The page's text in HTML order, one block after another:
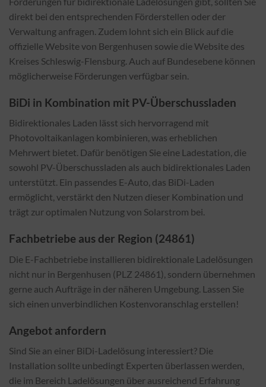
direkt bei den entsprechenden Förderstellen oder der
Verwaltung anfragen. Zudem lohnt sich ein Blick auf die
offizielle Website von Bergenhusen sowie die Website des
Kreises Schleswig-Flensburg. Auch auf Bundesebene können
möglicherweise Förderungen verfügbar sein.
BiDi in Kombination mit PV-Überschussladen
Bidirektionales Laden lässt sich hervorragend mit
Photovoltaikanlagen kombinieren, was erheblichen
Mehrwert bietet. Dafür benötigen Sie eine Ladestation, die
sowohl PV-Überschussladen als auch bidirektionales Laden
unterstützt. Ein passendes E-Auto, das BiDi-Laden
ermöglicht, verstärkt den Nutzen dieser Kombination und
trägt zur optimalen Nutzung von Solarstrom bei.
Fachbetriebe aus der Region (24861)
Die E-Fachbetriebe installieren bidirektionale Ladelösungen
nicht nur in Bergenhusen (PLZ 24861), sondern übernehmen
gerne auch Aufträge in der näheren Umgebung. Lassen Sie
sich einen unverbindlichen Kostenvoranschlag erstellen!
Angebot anfordern
Sind Sie an einer BiDi-Ladelösung interessiert? Die
Installation sollte unbedingt Experten überlassen werden,
die im Bereich Ladelösungen über ausreichend Erfahrung